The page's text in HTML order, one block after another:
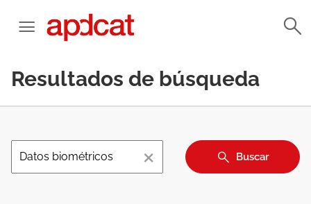
Resultados de búsqueda
× Buscar